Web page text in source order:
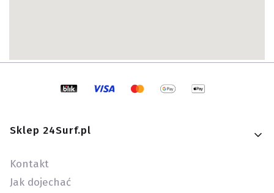
Linki w stopce
Sklep 24Surf.pl
Kontakt
Jak dojechać